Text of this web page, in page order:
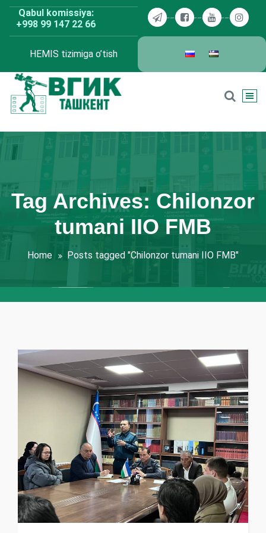
Skip
content
Qabul komissiya:
+998 99 147 22 66
HEMIS tizimiga o’tish
Tag Archives: Chilonzor
tumani IIO FMB
Home Posts tagged "Chilonzor tumani IIO FMB"